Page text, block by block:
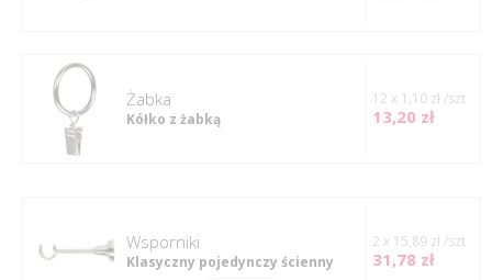
Żabka
Kółko z żabką
12 x 1,10 zł /szt
13,20 zł
Wsporniki
Klasyczny pojedynczy ścienny
2 x 15,89 zł /szt
31,78 zł